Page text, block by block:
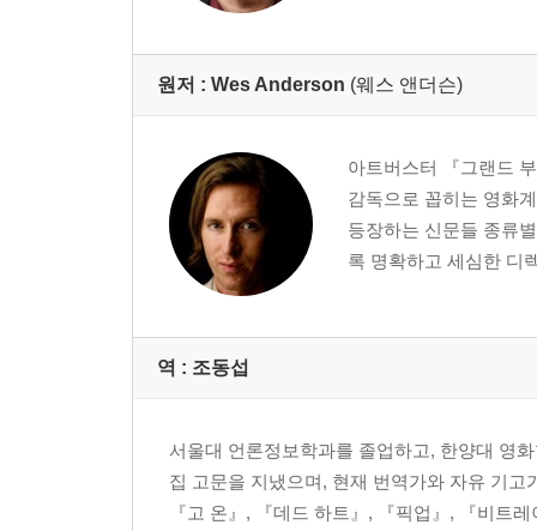
원저 : Wes Anderson (웨스 앤더슨)
아트버스터 『그랜드
감독으로 꼽히는 영화
등장하는 신문들 종류
록 명확하고 세심한 디
역 : 조동섭
서울대 언론정보학과를 졸업하고, 한양대 영
집 고문을 지냈으며, 현재 번역가와 자유 기
『고 온』, 『데드 하트』, 『픽업』, 『비트